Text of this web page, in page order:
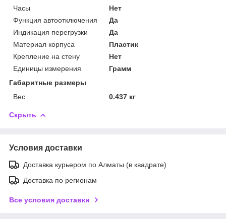
Часы
Нет
Функция автоотключения
Да
Индикация перегрузки
Да
Материал корпуса
Пластик
Крепление на стену
Нет
Единицы измерения
Грамм
Габаритные размеры
Вес
0.437 кг
Скрыть
Условия доставки
Доставка курьером по Алматы (в квадрате)
Доставка по регионам
Все условия доставки